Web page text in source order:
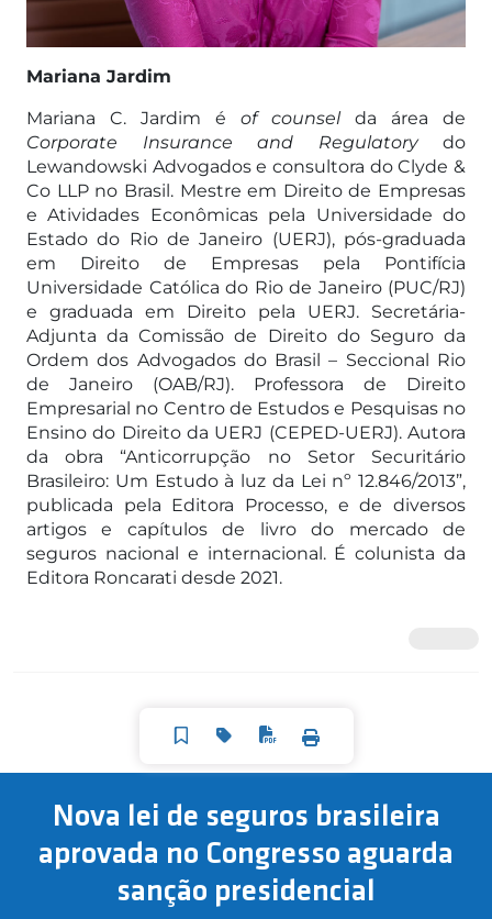
Mariana Jardim
Mariana C. Jardim é of counselda área de
Corporate Insurance and Regulatorydo
Lewandowski Advogados e consultora do Clyde &
Co LLP no Brasil. Mestre em Direito de Empresas
e Atividades Econômicas pela Universidade do
Estado do Rio de Janeiro (UERJ), pós-graduada
em Direito de Empresas pela Pontifícia
Universidade Católica do Rio de Janeiro (PUC/RJ)
e graduada em Direito pela UERJ. Secretária-
Adjunta da Comissão de Direito do Seguro da
Ordem dos Advogados do Brasil – Seccional Rio
de Janeiro (OAB/RJ). Professora de Direito
Empresarial no Centro de Estudos e Pesquisas no
Ensino do Direito da UERJ (CEPED-UERJ). Autora
da obra “Anticorrupção no Setor Securitário
Brasileiro: Um Estudo à luz da Lei nº 12.846/2013”,
publicada pela Editora Processo, e de diversos
artigos e capítulos de livro do mercado de
seguros nacional e internacional. É colunista da
Editora Roncarati desde 2021.
Nova lei de seguros brasileira
aprovada no Congresso aguarda
sanção presidencial